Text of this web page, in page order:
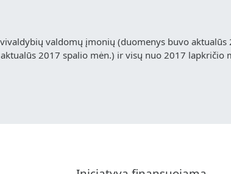
valdomų įmonių (duomenys buvo
2017 spalio mėn.) ir visų nuo 2017 lapkričio